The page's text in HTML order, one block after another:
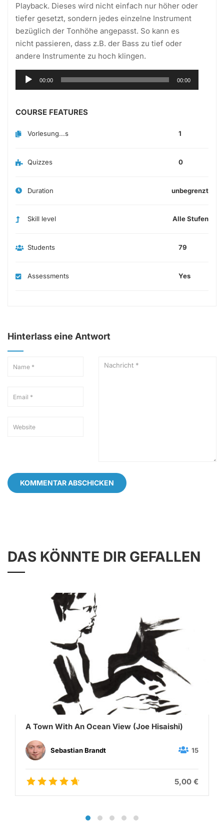
Playback. Dieses wird nicht einfach nur höher oder
tiefer gesetzt, sondern jedes einzelne Instrument
bezüglich der Tonhöhe angepasst. So kann es
nicht passieren, dass z.B. der Bass zu tief oder
andere Instrumente zu hoch klingen.
Audio-
Player
00:00 00:00
COURSE FEATURES
Vorlesung...s 1
Quizzes 0
Duration unbegrenzt
Skill level Alle Stufen
Students 79
Assessments Yes
Hinterlass eine Antwort
DAS KÖNNTE DIR GEFALLEN
A Town With An Ocean View (Joe Hisaishi)
Sebastian Brandt 15
5,00 €